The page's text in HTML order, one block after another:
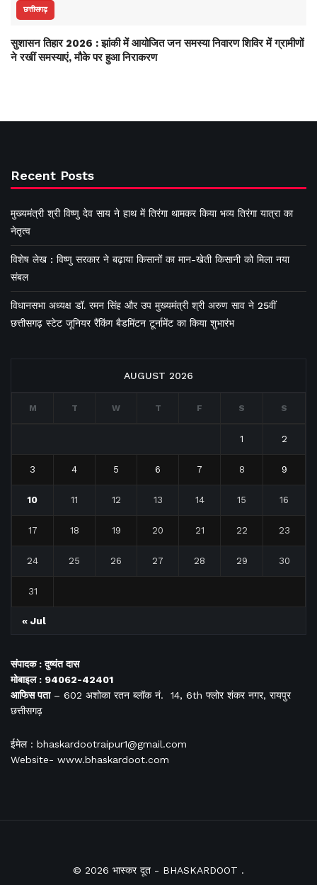
छत्तीसगढ़
सुशासन तिहार 2026 : झांकी में आयोजित जन समस्या निवारण शिविर में ग्रामीणों
ने रखीं समस्याएं, मौके पर हुआ निराकरण
Recent Posts
मुख्यमंत्री श्री विष्णु देव साय ने हाथ में तिरंगा थामकर किया भव्य तिरंगा यात्रा का
नेतृत्व
विशेष लेख : विष्णु सरकार ने बढ़ाया किसानों का मान-खेती किसानी को मिला नया
संबल
विधानसभा अध्यक्ष डॉ. रमन सिंह और उप मुख्यमंत्री श्री अरुण साव ने 25वीं
छत्तीसगढ़ स्टेट जूनियर रैंकिंग बैडमिंटन टूर्नामेंट का किया शुभारंभ
AUGUST 2026
M T W T F S S
1 2
3 4 5 6 7 8 9
10 11 12 13 14 15 16
17 18 19 20 21 22 23
24 25 26 27 28 29 30
31
« Jul
संपादक : दुष्यंत दास
मोबाइल : 94062-42401
आफिसपता– 602 अशोका रतन ब्लॉक नं. 14, 6th फ्लोर शंकर नगर, रायपुर
छत्तीसगढ़
ईमेल : bhaskardootraipur1@gmail.com
Website- www.bhaskardoot.com
© 2026 भास्कर दूत - BHASKARDOOT .